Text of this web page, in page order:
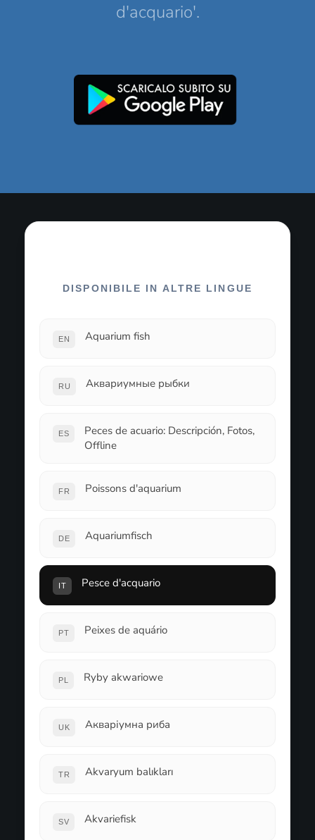
d'acquario'.
DISPONIBILE IN ALTRE LINGUE
EN Aquarium fish
RU Аквариумные рыбки
ES
Peces de acuario: Descripción, Fotos,
Offline
FR Poissons d'aquarium
DE Aquariumfisch
IT Pesce d'acquario
PT Peixes de aquário
PL Ryby akwariowe
UK Акваріумна риба
TR Akvaryum balıkları
SV Akvariefisk